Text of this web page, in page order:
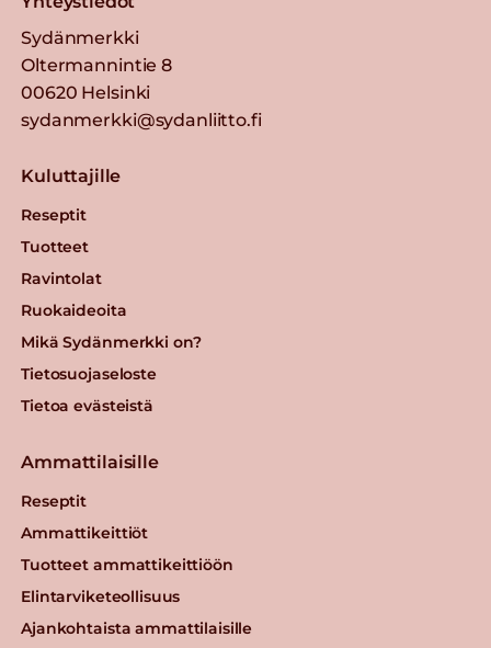
Sydänmerkki
Oltermannintie 8
00620 Helsinki
sydanmerkki@sydanliitto.fi
Kuluttajille
Reseptit
Tuotteet
Ravintolat
Ruokaideoita
Mikä Sydänmerkki on?
Tietosuojaseloste
Tietoa evästeistä
Ammattilaisille
Reseptit
Ammattikeittiöt
Tuotteet ammattikeittiöön
Elintarviketeollisuus
Ajankohtaista ammattilaisille